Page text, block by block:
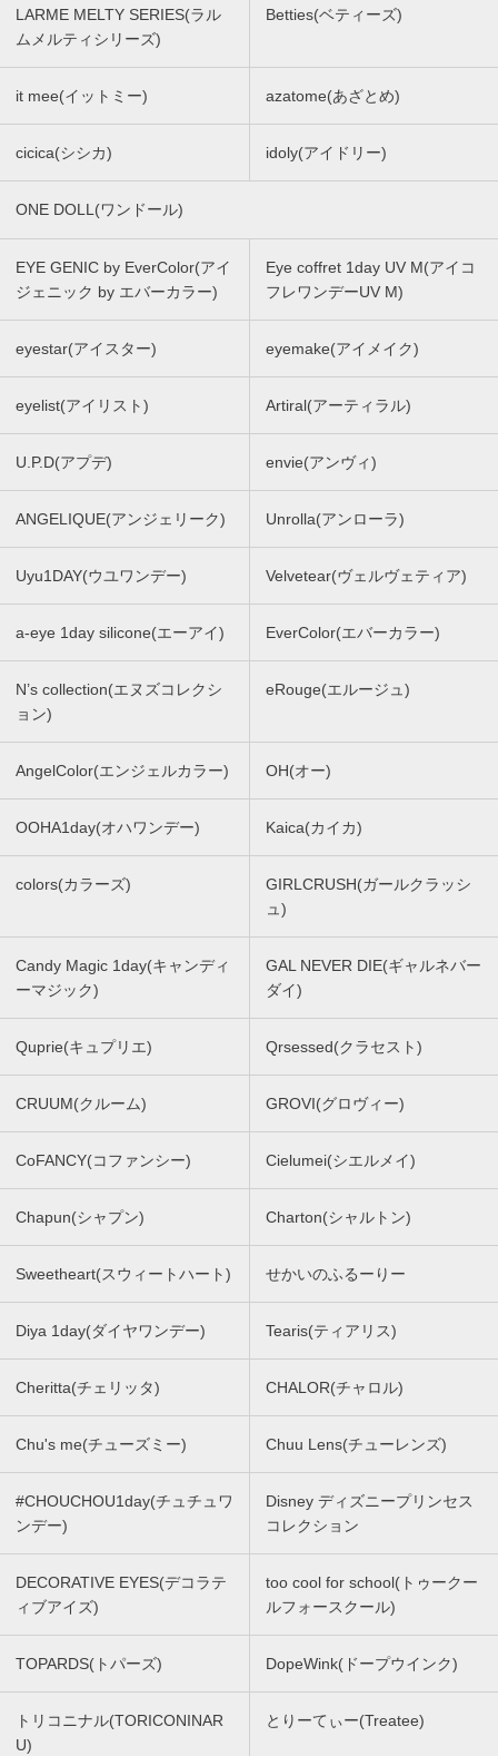
LARME MELTY SERIES(ラル
ムメルティシリーズ)
Betties(ベティーズ)
it mee(イットミー) azatome(あざとめ)
cicica(シシカ) idoly(アイドリー)
ONE DOLL(ワンドール)
EYE GENIC by EverColor(アイ
ジェニック by エバーカラー)
Eye coffret 1day UV M(アイコ
フレワンデーUV M)
eyestar(アイスター) eyemake(アイメイク)
eyelist(アイリスト) Artiral(アーティラル)
U.P.D(アプデ) envie(アンヴィ)
ANGELIQUE(アンジェリーク) Unrolla(アンローラ)
Uyu1DAY(ウユワンデー) Velvetear(ヴェルヴェティア)
a-eye 1day silicone(エーアイ) EverColor(エバーカラー)
N’s collection(エヌズコレクシ
ョン)
eRouge(エルージュ)
AngelColor(エンジェルカラー) OH(オー)
OOHA1day(オハワンデー) Kaica(カイカ)
colors(カラーズ)
GIRLCRUSH(ガールクラッシ
ュ)
Candy Magic 1day(キャンディ
ーマジック)
GAL NEVER DIE(ギャルネバー
ダイ)
Quprie(キュプリエ) Qrsessed(クラセスト)
CRUUM(クルーム) GROVI(グロヴィー)
CoFANCY(コファンシー) Cielumei(シエルメイ)
Chapun(シャプン) Charton(シャルトン)
Sweetheart(スウィートハート) せかいのふるーりー
Diya 1day(ダイヤワンデー) Tearis(ティアリス)
Cheritta(チェリッタ) CHALOR(チャロル)
Chu's me(チューズミー) Chuu Lens(チューレンズ)
#CHOUCHOU1day(チュチュワ
ンデー)
Disney ディズニープリンセス
コレクション
DECORATIVE EYES(デコラテ
ィブアイズ)
too cool for school(トゥークー
ルフォースクール)
TOPARDS(トパーズ) DopeWink(ドープウインク)
トリコニナル(TORICONINAR
U)
とりーてぃー(Treatee)